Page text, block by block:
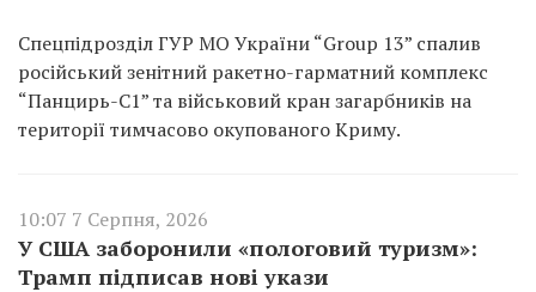
Спецпідрозділ ГУР МО України “Group 13” спалив
російський зенітний ракетно-гарматний комплекс
“Панцирь-С1” та військовий кран загарбників на
території тимчасово окупованого Криму.
10:07 7 Серпня, 2026
У США заборонили «пологовий туризм»:
Трамп підписав нові укази